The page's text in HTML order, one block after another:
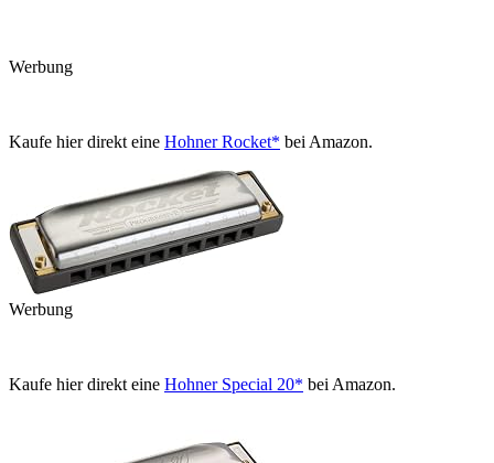
Werbung
Kaufe hier direkt eine Hohner Rocket* bei Amazon.
Werbung
Kaufe hier direkt eine Hohner Special 20* bei Amazon.